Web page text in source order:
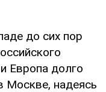
до сих пор
Европа долго
Москве, надеясь